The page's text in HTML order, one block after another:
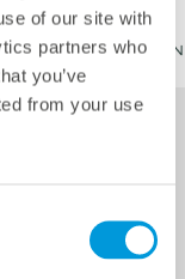
of our site with
partners who
you’ve
from your use